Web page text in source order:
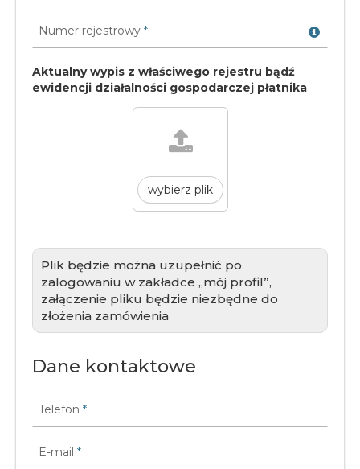
Numer rejestrowy *
Aktualny wypis z właściwego rejestru bądź
ewidencji działalności gospodarczej płatnika
wybierz plik
Plik będzie można uzupełnić po
zalogowaniu w zakładce „mój profil”,
załączenie pliku będzie niezbędne do
złożenia zamówienia
Dane kontaktowe
Telefon *
E-mail *